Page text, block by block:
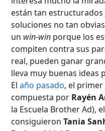
están tan
soluciones no tan
un win-win porque los
compiten contra sus
real, pueden ganar
lleva muy buenas ideas
Elaño pasado, el
compuesta por Rayén
la Escuela Brother Ad),
consiguieronTania
Hasta...